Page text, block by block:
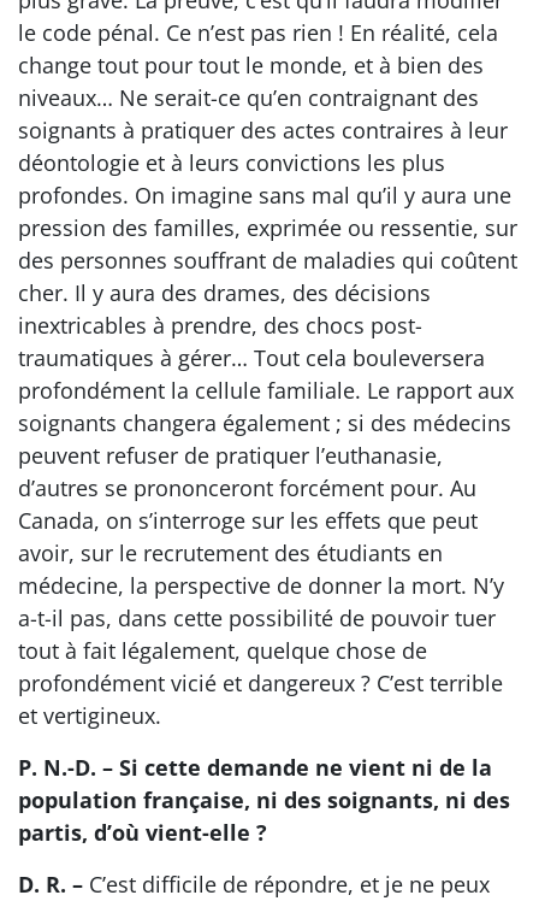
le code pénal. Ce n’est pas rien ! En réalité, cela
change tout pour tout le monde, et à bien des
niveaux… Ne serait-ce qu’en contraignant des
soignants à pratiquer des actes contraires à leur
déontologie et à leurs convictions les plus
profondes. On imagine sans mal qu’il y aura une
pression des familles, exprimée ou ressentie, sur
des personnes souffrant de maladies qui coûtent
cher. Il y aura des drames, des décisions
inextricables à prendre, des chocs post-
traumatiques à gérer… Tout cela bouleversera
profondément la cellule familiale. Le rapport aux
soignants changera également ; si des médecins
peuvent refuser de pratiquer l’euthanasie,
d’autres se prononceront forcément pour. Au
Canada, on s’interroge sur les effets que peut
avoir, sur le recrutement des étudiants en
médecine, la perspective de donner la mort. N’y
a-t-il pas, dans cette possibilité de pouvoir tuer
tout à fait légalement, quelque chose de
profondément vicié et dangereux ? C’est terrible
et vertigineux.
P. N.-D. – Si cette demande ne vient ni de la
population française, ni des soignants, ni des
partis, d’où vient-elle ?
D. R. – C’est difficile de répondre, et je ne peux